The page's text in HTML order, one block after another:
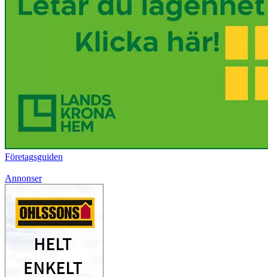
Företagsguiden
Annonser